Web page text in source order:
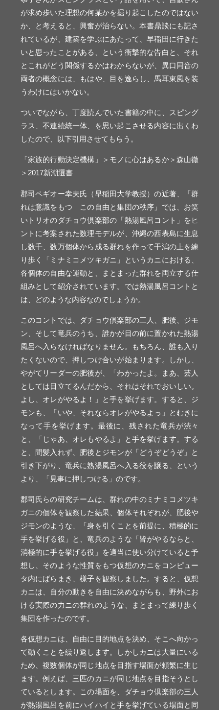
が求め歩いた理想の何某かを掘り起こしたのではない
か、と考えると、興奮が治らない。本書鼎談にも記さ
れているが、建築を学ぶにあたって、早稲田に行きた
いと思ったことがある、という衝撃的な告白と、それ
とこれがどう関係するかはわからないが、異口同音の
両者の概念には、もはや、目を逸らし、馬耳東風を装
うわけにはいかない。
ついでながら、丁度読んでいた書籍の中に、スピング
ラス、不連続統一体、を思い起こさせる内容に出くわ
したので、以下引用させてもらう。
「家族的行動決定機構」＞モノに心はあるか＞森山徹
＞2017新潮選書
郡司ペギオー幸夫氏（早稲田大学教授）の近著、「群
れは意識をもつ この自由と集団の秩序」では、お笑
いトリオのダチョウ倶楽部の「熱湯風呂コント」をヒ
ントに考案された数理モデルが、沖縄の西表島に生息
し数千、数万個体から成る群れを作って干潟の上を練
り歩く「ミナミコメツキガニ」というカニにおける、
各個体の自由な運動と、まとまった群れを両立する仕
組みとして紹介されています。では熱湯風呂コントと
は、どのような内容なのでしょうか。
このコントでは、ダチョウ倶楽部の三人、肥後、ジモ
ン、そして竜兵のうち、誰かが目の前に置かれた熱湯
風呂へ入らなければなりません。もちろん、誰も入り
たくないので、押しつけ合いが始まります。しかし、
やがてリーダーの肥後が、「わかったよ。まあ、芸人
としては目立てるんだから、それはそれでおいしい。
よし、オレがやるよ！」と手を挙げます。すると、ジ
モンも、「いや、それならオレがやるよっ」とむきに
なって手を挙げます。最後に、残された竜兵が渋々
と、「じゃあ、オレもやるよ」と手を挙げます。する
と、間髪入れず、肥後とジモンが「どうぞどうぞ」と
引き下がり、竜兵に熟湯風呂へ入る役を譲る、という
より、「見事に押しつける」のです。
郡司氏らの研究チームは、群れの中のミナミコメツキ
ガニの個体を観察した結果、個体それぞれが、肥後や
ジモンのような、「身を引くことを前提に、積極的に
手を挙げる役」と、竜兵のような「皆がやるならと、
消極的に手を挙げる役」を適当に使い分けていると予
想し、そのような性質をもつ仮想のカニをコンピュー
タ内にばらまき、様子を観察しました。すると、仮想
カニは、自分の動きを自由に決めながらも、野外にお
ける実際の力ニの群れのような、まとまって練り歩く
集団を作ったのです。
各仮想カニは、自由に目的地点を決め、そこへ向かっ
て動くことを繰り返します。しかしカニは大量にいる
ため、複数個体が同じ地点を目指す場面が頼繁に生じ
ます。例えば、三匹のカニが同じ地点を目指そうとし
ているとします。この場面を、ダチョウ倶楽部の三人
が熱湯風呂を前にハイハイと手を挙げている場面と同